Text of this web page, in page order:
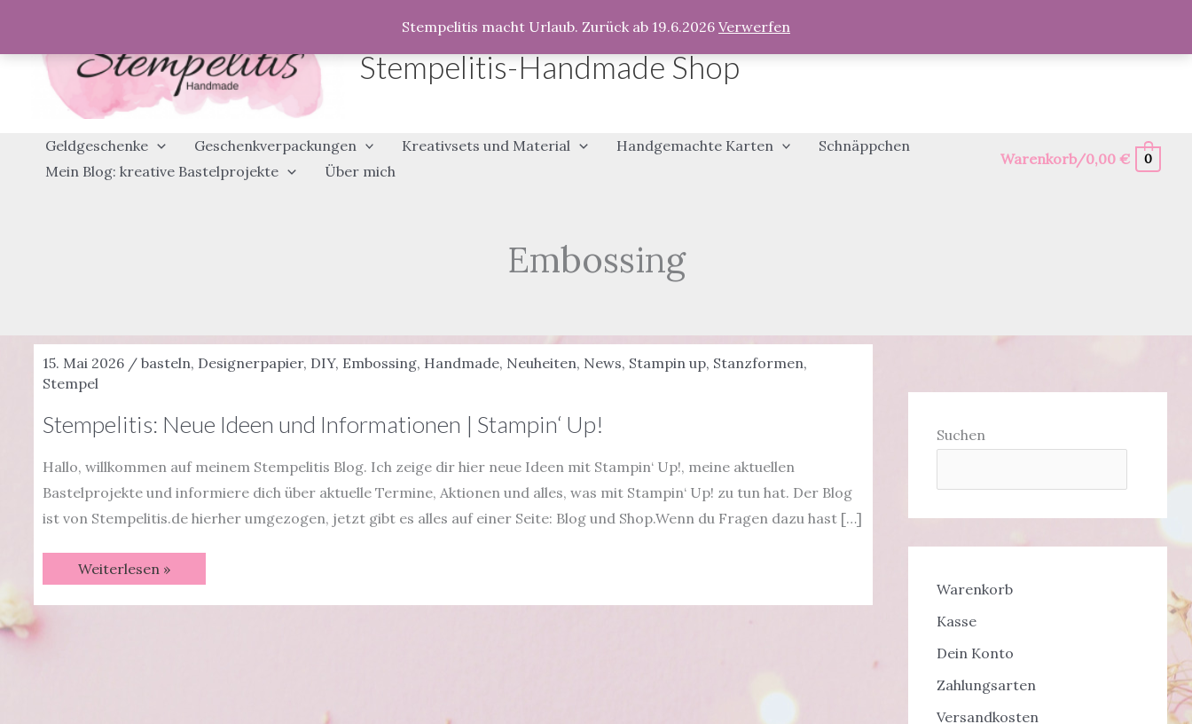
Stempelitis macht Urlaub. Zurück ab 19.6.2026 Verwerfen
springen
Stempelitis-Handmade Shop
Geldgeschenke Geschenkverpackungen Kreativsets und Material Handgemachte Karten
Schnäppchen
Mein Blog: kreative Bastelprojekte
Über mich
Warenkorb/0,00€ 0
Embossing
15. Mai 2026 / basteln, Designerpapier, DIY, Embossing, Handmade, Neuheiten, News, Stampin up, Stanzformen,
Stempel
Stempelitis: Neue Ideen und Informationen | Stampin‘ Up!
Hallo, willkommen auf meinem Stempelitis Blog. Ich zeige dir hier neue Ideen mit Stampin‘ Up!, meine aktuellen
Bastelprojekte und informiere dich über aktuelle Termine, Aktionen und alles, was mit Stampin‘ Up! zu tun hat. Der Blog
ist von Stempelitis.de hierher umgezogen, jetzt gibt es alles auf einer Seite: Blog und Shop.Wenn du Fragen dazu hast […]
Stempelitis:
Neue
und
Weiterlesen »
Suchen
Warenkorb
Kasse
Dein Konto
Zahlungsarten
Versandkosten